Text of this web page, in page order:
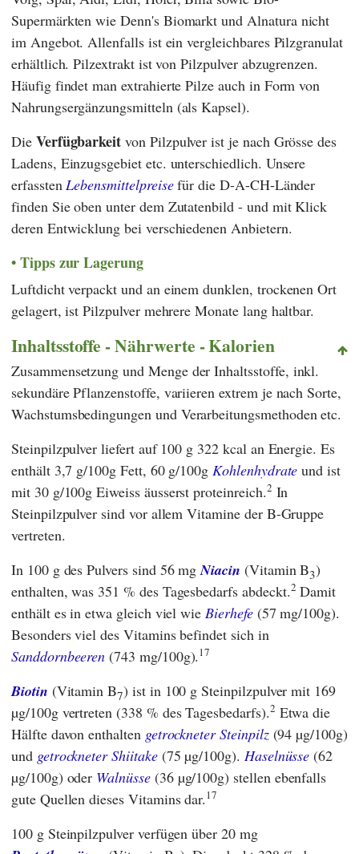
Supermärkten wieDenn's Biomarkt undAlnaturanicht
im Angebot. Allenfalls ist ein vergleichbares Pilzgranulat
erhältlich. Pilzextrakt ist von Pilzpulver abzugrenzen.
Häufig findet man extrahierte Pilze auch in Form von
Nahrungsergänzungsmitteln (als Kapsel).
Die Verfügbarkeitvon Pilzpulver ist je nach Grösse des
Ladens, Einzugsgebiet etc. unterschiedlich. Unsere
erfasstenLebensmittelpreisefür die D-A-CH-Länder
finden Sie oben unter dem Zutatenbild - und mit Klick
deren Entwicklung bei verschiedenen Anbietern.
Tipps zur Lagerung
Luftdicht verpackt und an einem dunklen, trockenen Ort
gelagert, ist Pilzpulver mehrere Monate lang haltbar.
Inhaltsstoffe - Nährwerte - Kalorien
Zusammensetzung und Menge der Inhaltsstoffe, inkl.
sekundäre Pflanzenstoffe, variieren extrem je nach Sorte,
Wachstumsbedingungen und Verarbeitungsmethoden etc.
Steinpilzpulver liefert auf 100 g 322 kcal an Energie. Es
enthält 3,7 g/100g Fett, 60 g/100gKohlenhydrate und ist
mit 30 g/100g Eiweiss äusserst proteinreich.2 In
Steinpilzpulver sind vor allem Vitamine der B-Gruppe
vertreten.
In 100 g des Pulvers sind 56 mgNiacin (Vitamin B3)
enthalten, was 351 % des Tagesbedarfs abdeckt.2 Damit
enthält es in etwa gleich viel wieBierhefe(57 mg/100g).
Besonders viel des Vitamins befindet sich in
Sanddornbeeren (743 mg/100g).17
Biotin (Vitamin B7) ist in 100 g Steinpilzpulver mit 169
µg/100g vertreten (338 % des Tagesbedarfs).2 Etwa die
Hälfte davon enthalten getrockneter Steinpilz(94 µg/100g)
und getrockneter Shiitake(75 µg/100g). Haselnüsse (62
µg/100g) oder Walnüsse(36 µg/100g) stellen ebenfalls
gute Quellen dieses Vitamins dar.17
100 g Steinpilzpulver verfügen über 20 mg